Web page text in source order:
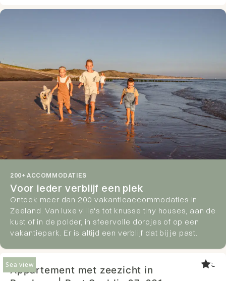
200+ ACCOMMODATIES
Voor ieder verblijf een plek
Ontdek meer dan 200 vakantieaccommodaties in
Zeeland. Van luxe villa's tot knusse tiny houses, aan de
kust of in de polder, in sfeervolle dorpjes of op een
vakantiepark. Er is altijd een verblijf dat bij je past.
Sea view
Appartement met zeezicht in
5